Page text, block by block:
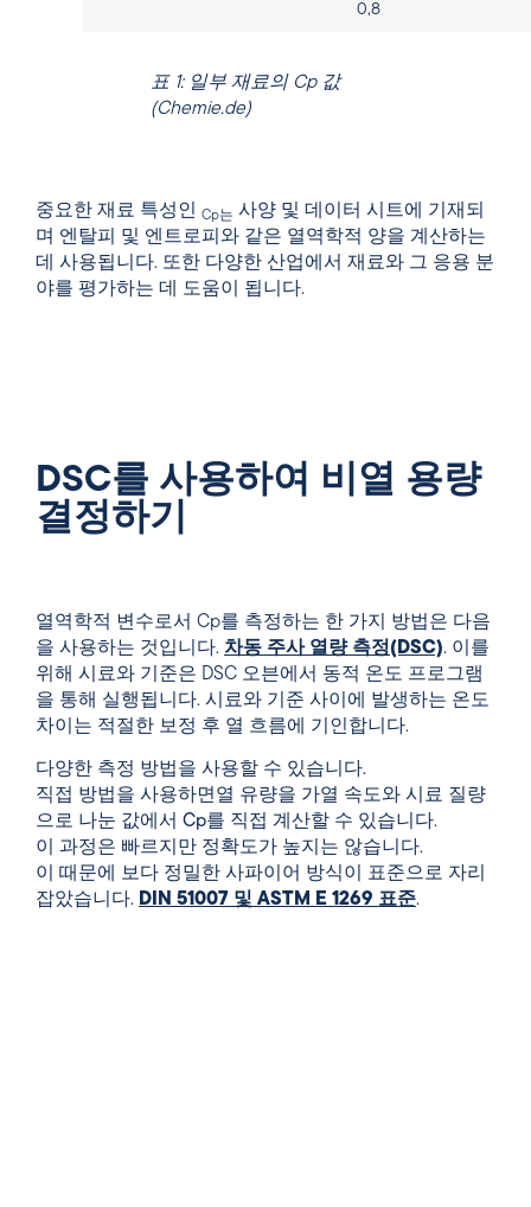
0,8
표 1: 일부 재료의 Cp 값
(Chemie.de)
중요한 재료 특성인 Cp는 사양 및 데이터 시트에 기재되
며 엔탈피 및 엔트로피와 같은 열역학적 양을 계산하는
데 사용됩니다. 또한 다양한 산업에서 재료와 그 응용 분
야를 평가하는 데 도움이 됩니다.
DSC를 사용하여 비열 용량
결정하기
열역학적 변수로서 Cp를 측정하는 한 가지 방법은 다음
을 사용하는 것입니다. 차동 주사 열량 측정(DSC). 이를
위해 시료와 기준은 DSC 오븐에서 동적 온도 프로그램
을 통해 실행됩니다. 시료와 기준 사이에 발생하는 온도
차이는 적절한 보정 후 열 흐름에 기인합니다.
다양한 측정 방법을 사용할 수 있습니다.
직접 방법을 사용하면열 유량을 가열 속도와 시료 질량
으로 나눈 값에서 Cp를 직접 계산할 수 있습니다.
이 과정은 빠르지만 정확도가 높지는 않습니다.
이 때문에 보다 정밀한 사파이어 방식이 표준으로 자리
잡았습니다. DIN 51007 및 ASTM E 1269 표준.